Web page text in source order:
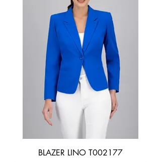
BLAZER LINO T002177